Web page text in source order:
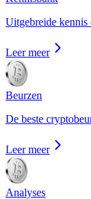
Uitgebreide
Leer meer
Beurzen
De beste
Leer meer
Analyses